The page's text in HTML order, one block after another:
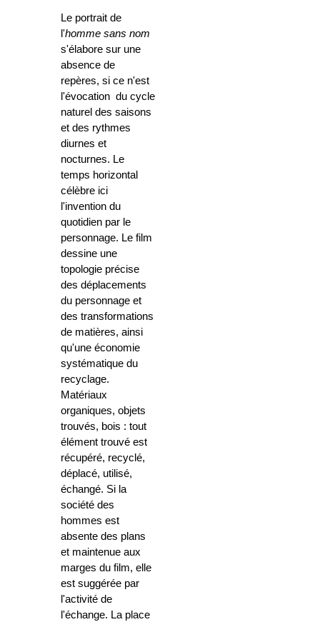
Le portrait de
l'homme sans nom
s'élabore sur une
absence de
repères, si ce n'est
l'évocation du cycle
naturel des saisons
et des rythmes
diurnes et
nocturnes. Le
temps horizontal
célèbre ici
l'invention du
quotidien par le
personnage. Le film
dessine une
topologie précise
des déplacements
du personnage et
des transformations
de matières, ainsi
qu'une économie
systématique du
recyclage.
Matériaux
organiques, objets
trouvés, bois : tout
élément trouvé est
récupéré, recyclé,
déplacé, utilisé,
échangé. Si la
société des
hommes est
absente des plans
et maintenue aux
marges du film, elle
est suggérée par
l'activité de
l'échange. La place